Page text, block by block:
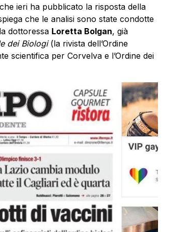
ieri ha pubblicato la risposta della
che le analisi sono state condotte
dottoressa Loretta Bolgan, già
dei Biologi(la rivista dell’Ordine
scientifica per Corvelva e l’Ordine dei